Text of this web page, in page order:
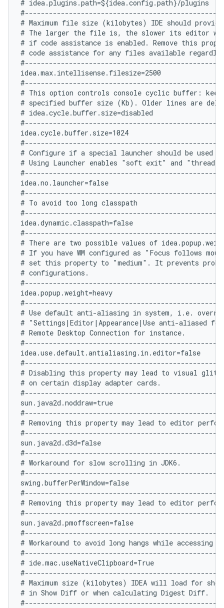
# idea.plugins.path=${idea.config.path}/plugins
# Maximum file size (kilobytes) IDE should
# The larger the file is, the slower its editor
# if code assistance is enabled. Remove this
# code assistance for any files available
idea.max.intellisense.filesize=2500
# This option controls console cyclic buffer:
# specified buffer size (Kb). Older lines are
# idea.cycle.buffer.size=disabled
idea.cycle.buffer.size=1024
# Configure if a special launcher should be used
# Using Launcher enables "soft exit" and "thread
idea.no.launcher=false
# To avoid too long classpath
idea.dynamic.classpath=false
# There are two possible values of
# If you have WM configured as "Focus follows
# set this property to "medium". It prevents
# configurations.
idea.popup.weight=heavy
# Use default anti-aliasing in system, i.e.
# "Settings|Editor|Appearance|Use anti-aliased
# Remote Desktop Connection for instance.
idea.use.default.antialiasing.in.editor=false
# Disabling this property may lead to visual
# on certain display adapter cards.
sun.java2d.noddraw=true
# Removing this property may lead to editor
sun.java2d.d3d=false
# Workaround for slow scrolling in JDK6.
swing.bufferPerWindow=false
# Removing this property may lead to editor
sun.java2d.pmoffscreen=false
# Workaround to avoid long hangs while accessing
# ide.mac.useNativeClipboard=True
# Maximum size (kilobytes) IDEA will load for
# in Show Diff or when calculating Digest Diff.